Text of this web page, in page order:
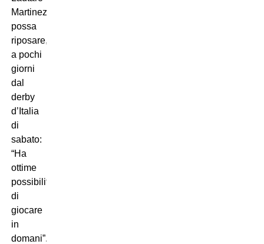
Martinez
possa
riposare,
a pochi
giorni
dal
derby
d’Italia
di
sabato:
“Ha
ottime
possibilità
di
giocare
in
domani”.